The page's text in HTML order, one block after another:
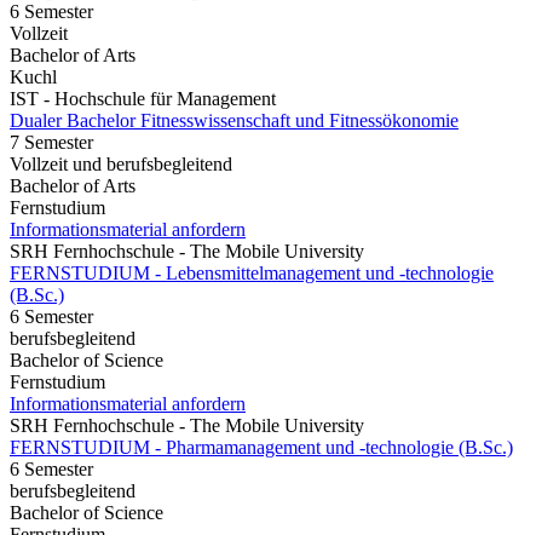
6 Semester
Vollzeit
Bachelor of Arts
Kuchl
IST - Hochschule für Management
Dualer Bachelor Fitnesswissenschaft und Fitnessökonomie
7 Semester
Vollzeit und berufsbegleitend
Bachelor of Arts
Fernstudium
Informationsmaterial anfordern
SRH Fernhochschule - The Mobile University
FERNSTUDIUM - Lebensmittelmanagement und -technologie
(B.Sc.)
6 Semester
berufsbegleitend
Bachelor of Science
Fernstudium
Informationsmaterial anfordern
SRH Fernhochschule - The Mobile University
FERNSTUDIUM - Pharmamanagement und -technologie (B.Sc.)
6 Semester
berufsbegleitend
Bachelor of Science